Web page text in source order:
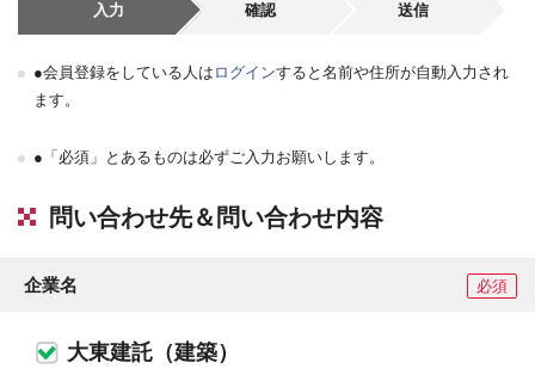
入力 確認 送信
●会員登録をしている人は ログインすると名前や住所が自動入力され
ます。
●「必須」とあるものは必ずご入力お願いします。
問い合わせ先＆問い合わせ内容
企業名 必須
大東建託（建築）